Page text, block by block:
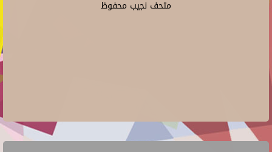
متحف نجيب محفوظ